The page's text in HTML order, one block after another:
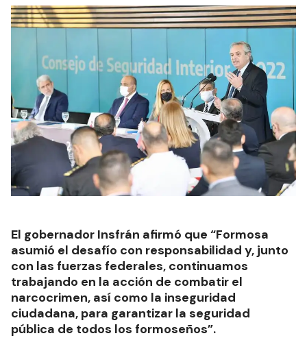
El gobernador Insfrán afirmó que “Formosa
asumió el desafío con responsabilidad y, junto
con las fuerzas federales, continuamos
trabajando en la acción de combatir el
narcocrimen, así como la inseguridad
ciudadana, para garantizar la seguridad
pública de todos los formoseños”.